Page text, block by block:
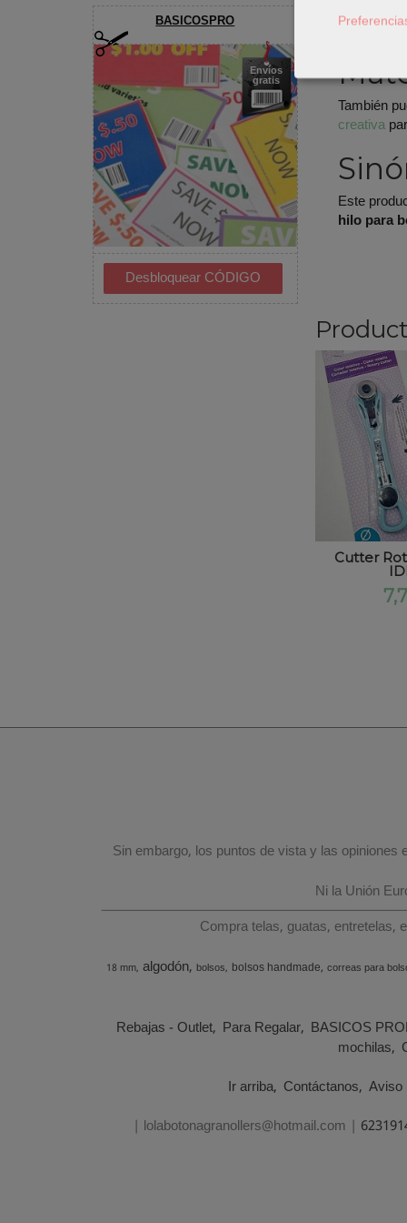
BASICOSPRO
Envíos
gratis
Haz
También
creativa
Este
hilo para
Cutter
Sin embargo, los puntos de vista y las
Ni la Unión
Compra telas, guatas, entretelas,
18 mm algodón bolsos bolsos handmade correas para
Rebajas - Outlet Para Regalar BASICOS
mochilas
Ir arriba Contáctanos Aviso
| lolabotonagranollers@hotmail.com |